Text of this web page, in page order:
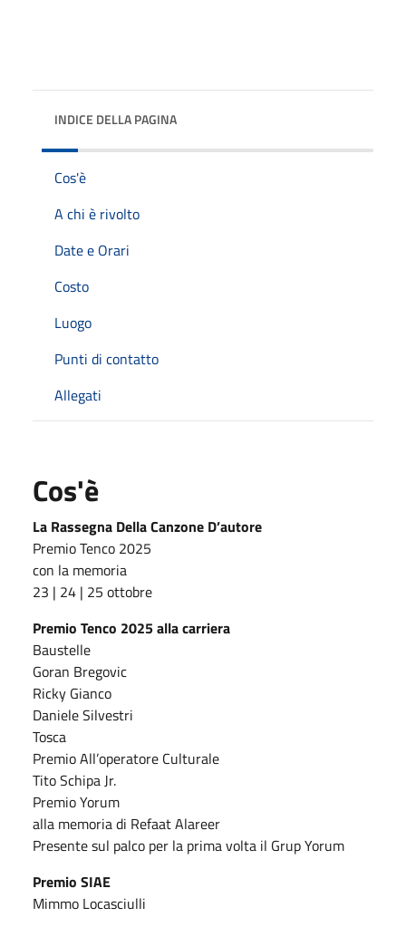
INDICE DELLA PAGINA
Cos'è
A chi è rivolto
Date e Orari
Costo
Luogo
Punti di contatto
Allegati
Cos'è
La Rassegna Della Canzone D’autore
Premio Tenco 2025
con la memoria
23 | 24 | 25 ottobre
Premio Tenco 2025 alla carriera
Baustelle
Goran Bregovic
Ricky Gianco
Daniele Silvestri
Tosca
Premio All’operatore Culturale
Tito Schipa Jr.
Premio Yorum
alla memoria di Refaat Alareer
Presente sul palco per la prima volta il Grup Yorum
Premio SIAE
Mimmo Locasciulli